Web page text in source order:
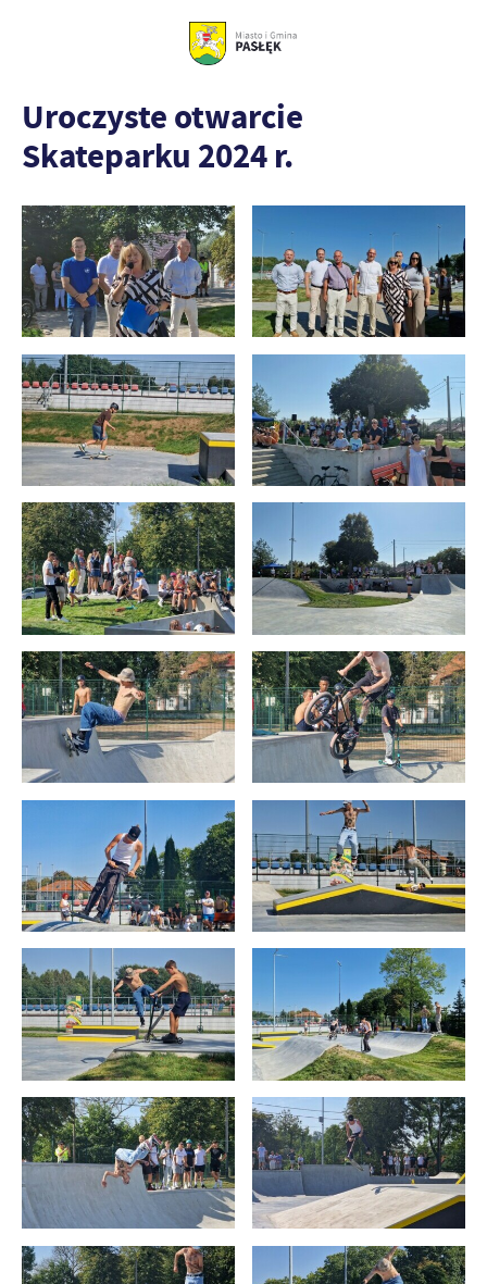
Uroczyste otwarcie
Skateparku 2024 r.